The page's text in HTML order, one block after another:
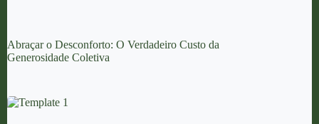
Abraçar o Desconforto: O Verdadeiro Custo da
Generosidade Coletiva